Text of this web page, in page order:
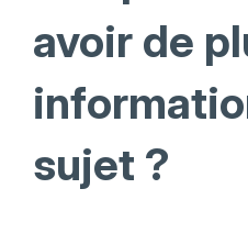
avoir de
sujet ?